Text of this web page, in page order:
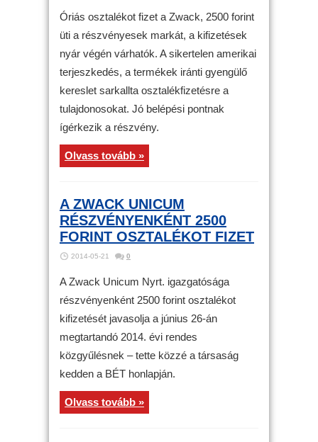
Óriás osztalékot fizet a Zwack, 2500 forint
üti a részvényesek markát, a kifizetések
nyár végén várhatók. A sikertelen amerikai
terjeszkedés, a termékek iránti gyengülő
kereslet sarkallta osztalékfizetésre a
tulajdonosokat. Jó belépési pontnak
ígérkezik a részvény.
Olvass tovább »
A ZWACK UNICUM
RÉSZVÉNYENKÉNT 2500
FORINT OSZTALÉKOT FIZET
2014-05-21 0
A Zwack Unicum Nyrt. igazgatósága
részvényenként 2500 forint osztalékot
kifizetését javasolja a június 26-án
megtartandó 2014. évi rendes
közgyűlésnek – tette közzé a társaság
kedden a BÉT honlapján.
Olvass tovább »